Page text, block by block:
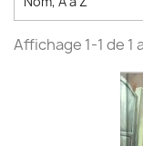
Affichage 1-1 de 1